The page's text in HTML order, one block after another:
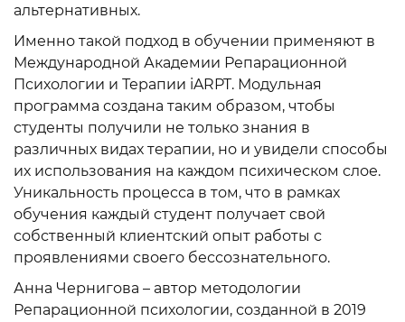
альтернативных.
Именно такой подход в обучении применяют в
Международной Академии Репарационной
Психологии и Терапии iARPT. Модульная
программа создана таким образом, чтобы
студенты получили не только знания в
различных видах терапии, но и увидели способы
их использования на каждом психическом слое.
Уникальность процесса в том, что в рамках
обучения каждый студент получает свой
собственный клиентский опыт работы с
проявлениями своего бессознательного.
Анна Чернигова – автор методологии
Репарационной психологии, созданной в 2019